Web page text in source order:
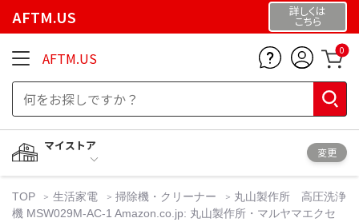
AFTM.US 詳しくは
こちら
AFTM.US 0
マイストア
変更
TOP 生活家電 掃除機・クリーナー
丸山製作所 高圧洗浄
機 MSW029M-AC-1 Amazon.co.jp: 丸山製作所・マルヤマエクセ